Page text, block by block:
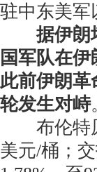
驻中东美军
据伊朗
国军队在
此前伊朗革
轮发生对峙
布伦特原
美元/桶；